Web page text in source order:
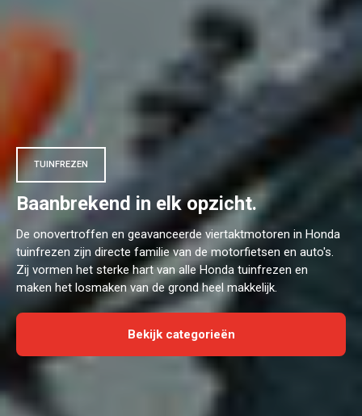
TUINFREZEN
Baanbrekend in elk opzicht.
De onovertroffen en geavanceerde viertaktmotoren in Honda
tuinfrezen zijn directe familie van de motorfietsen en auto's.
Zij vormen het sterke hart van alle Honda tuinfrezen en
maken het losmaken van de grond heel makkelijk.
Bekijk categorieën